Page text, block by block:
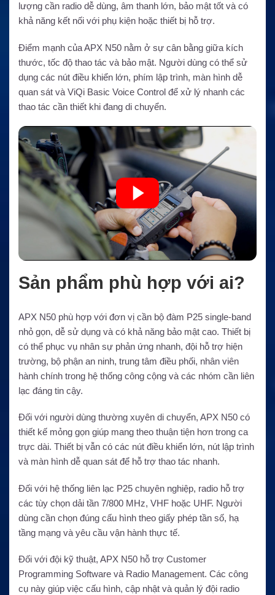
lượng cần radio dễ dùng, âm thanh lớn, bảo mật tốt và có
khả năng kết nối với phụ kiện hoặc thiết bị hỗ trợ.
Điểm mạnh của APX N50 nằm ở sự cân bằng giữa kích
thước, tốc độ thao tác và bảo mật. Người dùng có thể sử
dụng các nút điều khiển lớn, phím lập trình, màn hình dễ
quan sát và ViQi Basic Voice Control để xử lý nhanh các
thao tác cần thiết khi đang di chuyển.
Sản phẩm phù hợp với ai?
APX N50 phù hợp với đơn vị cần bộ đàm P25 single-band
nhỏ gọn, dễ sử dụng và có khả năng bảo mật cao. Thiết bị
có thể phục vụ nhân sự phản ứng nhanh, đội hỗ trợ hiện
trường, bộ phận an ninh, trung tâm điều phối, nhân viên
hành chính trong hệ thống công cộng và các nhóm cần liên
lạc đáng tin cậy.
Đối với người dùng thường xuyên di chuyển, APX N50 có
thiết kế mỏng gọn giúp mang theo thuận tiện hơn trong ca
trực dài. Thiết bị vẫn có các nút điều khiển lớn, nút lập trình
và màn hình dễ quan sát để hỗ trợ thao tác nhanh.
Đối với hệ thống liên lạc P25 chuyên nghiệp, radio hỗ trợ
các tùy chọn dải tần 7/800 MHz, VHF hoặc UHF. Người
dùng cần chọn đúng cấu hình theo giấy phép tần số, hạ
tầng mạng và yêu cầu vận hành thực tế.
Đối với đội kỹ thuật, APX N50 hỗ trợ Customer
Programming Software và Radio Management. Các công
cụ này giúp việc cấu hình, cập nhật và quản lý đội radio